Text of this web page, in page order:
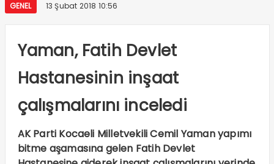
GENEL 13 Şubat 2018 10:56
Yaman, Fatih Devlet
Hastanesinin inşaat
çalışmalarını inceledi
AK Parti Kocaeli Milletvekili Cemil Yaman yapımı
bitme aşamasına gelen Fatih Devlet